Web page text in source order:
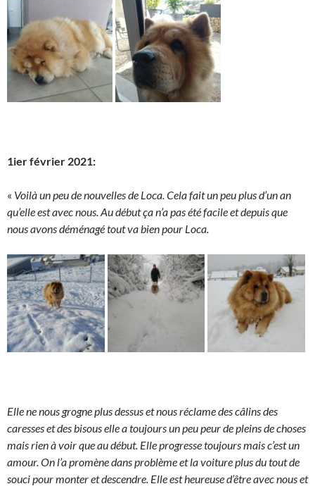
1ier février 2021:
« Voilà un peu de nouvelles de Loca. Cela fait un peu plus d’un an
qu’elle est avec nous. Au début ça n’a pas été facile et depuis que
nous avons déménagé tout va bien pour Loca.
Elle ne nous grogne plus dessus et nous réclame des câlins des
caresses et des bisous elle a toujours un peu peur de pleins de choses
mais rien à voir que au début. Elle progresse toujours mais c’est un
amour. On l’a promène dans problème et la voiture plus du tout de
souci pour monter et descendre. Elle est heureuse d’être avec nous et